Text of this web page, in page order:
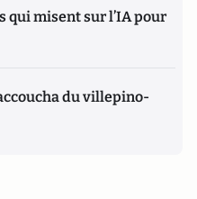
qui misent sur l’IA pour
du villepino-